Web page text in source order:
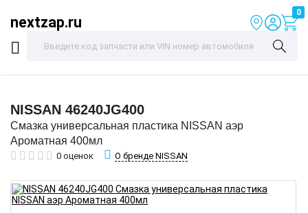
nextzap.ru
0
NISSAN 46240JG400
Смазка универсальная пластика NISSAN аэр
Ароматная 400мл
0 оценок О бренде NISSAN